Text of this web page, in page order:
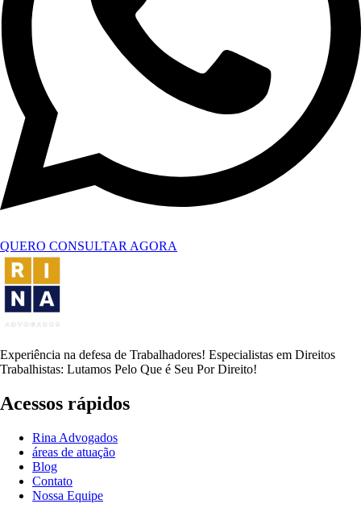
QUERO CONSULTAR AGORA
Experiência na defesa de Trabalhadores! Especialistas em Direitos
Trabalhistas: Lutamos Pelo Que é Seu Por Direito!
Acessos rápidos
Rina Advogados
áreas de atuação
Blog
Contato
Nossa Equipe